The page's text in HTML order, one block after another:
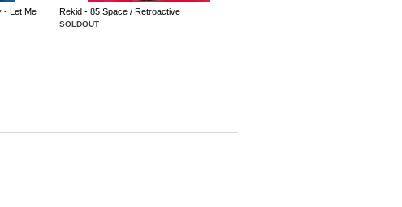
- Let Me
Rekid - 85 Space / Retroactive
SOLDOUT